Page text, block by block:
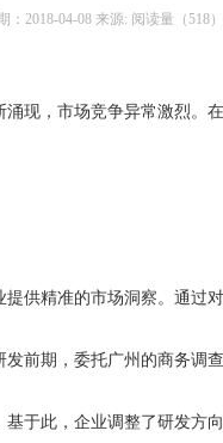
：2018-04-08 来源: 阅读量（ 518）
现，市场竞争异常激烈。
供精准的市场洞察。通过
前期，委托广州的商务调
于此，企业调整了研发方